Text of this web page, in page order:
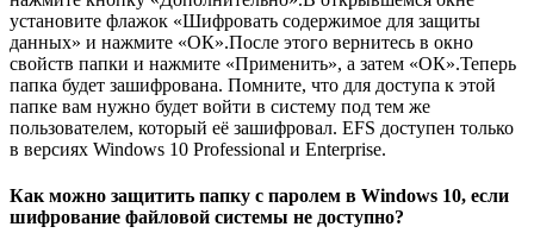
установите флажок «Шифровать содержимое для защиты
данных» и нажмите «ОК».После этого вернитесь в окно
свойств папки и нажмите «Применить», а затем «ОК».Теперь
папка будет зашифрована. Помните, что для доступа к этой
папке вам нужно будет войти в систему под тем же
пользователем, который её зашифровал. EFS доступен только
в версиях Windows 10 Professional и Enterprise.
Как можно защитить папку с паролем в Windows 10, если
шифрование файловой системы не доступно?